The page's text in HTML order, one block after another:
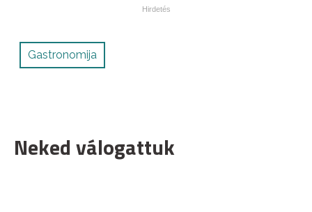
Gastronomija
Neked válogattuk